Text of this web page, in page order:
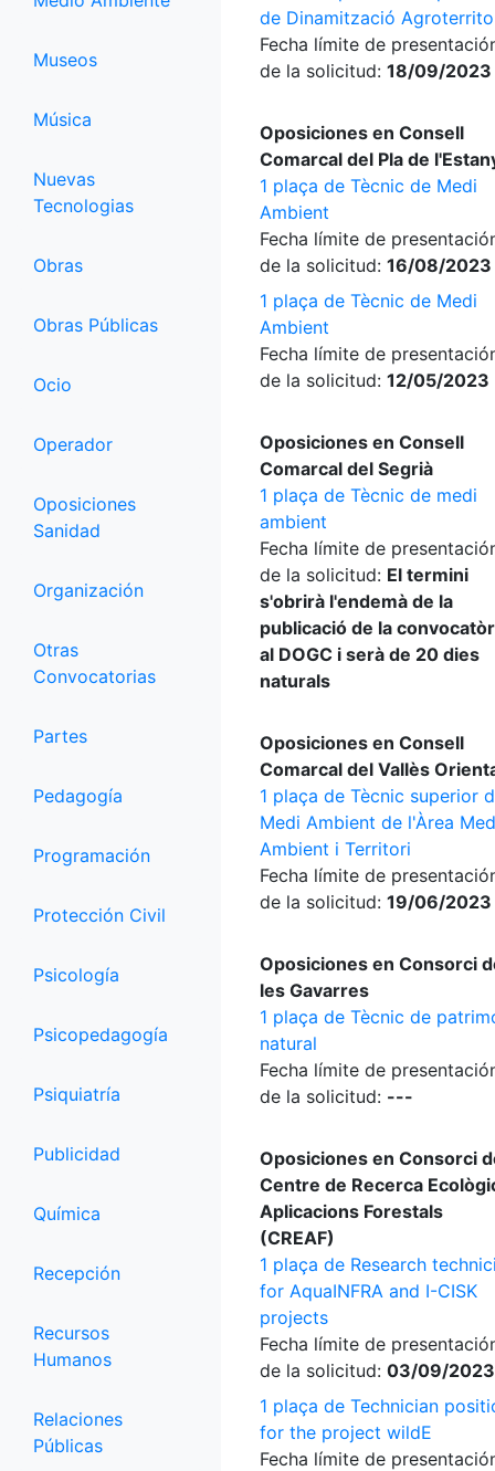
Museos
Música
Nuevas
Tecnologias
Obras
Obras Públicas
Ocio
Operador
Oposiciones
Sanidad
Organización
Otras
Convocatorias
Partes
Pedagogía
Programación
Protección Civil
Psicología
Psicopedagogía
Psiquiatría
Publicidad
Química
Recepción
Recursos
Humanos
Relaciones
Públicas
de Dinamització
Fecha límite de
de la solicitud: 18/09/2023
Oposiciones en Consell
Comarcal del Pla de
1 plaça de Tècnic de Medi
Ambient
Fecha límite de
de la solicitud: 16/08/2023
1 plaça de Tècnic de Medi
Ambient
Fecha límite de
de la solicitud: 12/05/2023
Oposiciones en Consell
Comarcal del Segrià
1 plaça de Tècnic de medi
ambient
Fecha límite de
de la solicitud: El termini
s'obrirà l'endemà de la
publicació de la
al DOGC i serà de 20 dies
naturals
Oposiciones en Consell
Comarcal del Vallès
1 plaça de Tècnic superior
Medi Ambient de l'Àrea
Ambient i Territori
Fecha límite de
de la solicitud: 19/06/2023
Oposiciones en Consorci
les Gavarres
1 plaça de Tècnic de
natural
Fecha límite de
de la solicitud: ---
Oposiciones en Consorci
Centre de Recerca
Aplicacions Forestals
(CREAF)
1 plaça de Research
for AquaINFRA and I-CISK
projects
Fecha límite de
de la solicitud: 03/09/2023
1 plaça de Technician
for the project wildE
Fecha límite de